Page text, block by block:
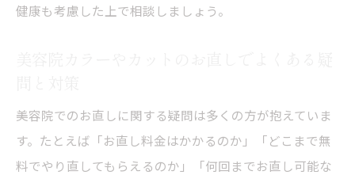
健康も考慮した上で相談しましょう。
美容院でのお直しに関する疑問は多くの方が抱えていま
す。たとえば「お直し料金はかかるのか」「どこまで無
料でやり直してもらえるのか」「何回までお直し可能な